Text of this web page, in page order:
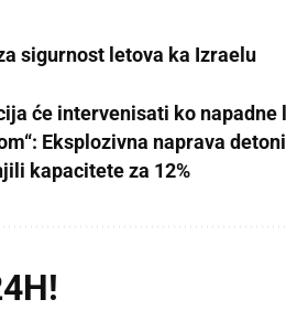
sigurnost letova ka Izraelu
će intervenisati ko napadne
Eksplozivna naprava
kapacitete za 12%